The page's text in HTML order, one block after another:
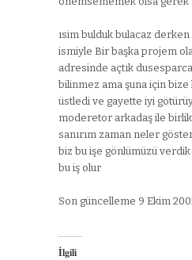
ısim bulduk bulacaz
ismiyle Bir başka projem
adresinde açtık
bilinmez ama şuna için
üstledi ve gayette iyi
moderetor arkadaş ile
sanırım zaman neler
biz bu işe gönlümüzü
bu iş olur
Son güncelleme 9 Ekim
İlgili